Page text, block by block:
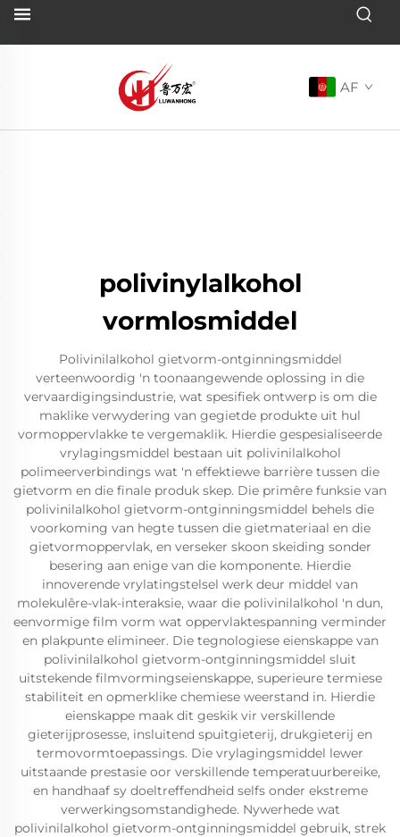
AF
polivinylalkohol
vormlosmiddel
Polivinilalkohol gietvorm-ontginningsmiddel
verteenwoordig 'n toonaangewende oplossing in die
vervaardigingsindustrie, wat spesifiek ontwerp is om die
maklike verwydering van gegietde produkte uit hul
vormoppervlakke te vergemaklik. Hierdie gespesialiseerde
vrylagingsmiddel bestaan uit polivinilalkohol
polimeerverbindings wat 'n effektiewe barrière tussen die
gietvorm en die finale produk skep. Die primêre funksie van
polivinilalkohol gietvorm-ontginningsmiddel behels die
voorkoming van hegte tussen die gietmateriaal en die
gietvormoppervlak, en verseker skoon skeiding sonder
besering aan enige van die komponente. Hierdie
innoverende vrylatingstelsel werk deur middel van
molekulêre-vlak-interaksie, waar die polivinilalkohol 'n dun,
eenvormige film vorm wat oppervlaktespanning verminder
en plakpunte elimineer. Die tegnologiese eienskappe van
polivinilalkohol gietvorm-ontginningsmiddel sluit
uitstekende filmvormingseienskappe, superieure termiese
stabiliteit en opmerklike chemiese weerstand in. Hierdie
eienskappe maak dit geskik vir verskillende
gieterijprosesse, insluitend spuitgieterij, drukgieterij en
termovormtoepassings. Die vrylagingsmiddel lewer
uitstaande prestasie oor verskillende temperatuurbereike,
en handhaaf sy doeltreffendheid selfs onder ekstreme
verwerkingsomstandighede. Nywerhede wat
polivinilalkohol gietvorm-ontginningsmiddel gebruik, strek